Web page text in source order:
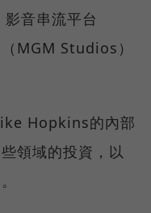
音串流平台
MGM Studios）
Hopkins的內部
領域的投資，以